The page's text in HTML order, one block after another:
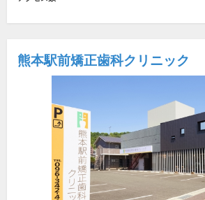
熊本駅前矯正歯科クリニック